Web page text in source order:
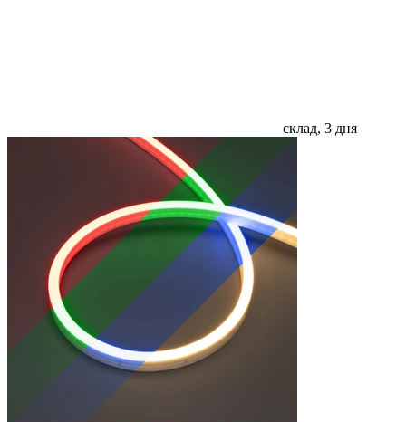
склад, 3 дня